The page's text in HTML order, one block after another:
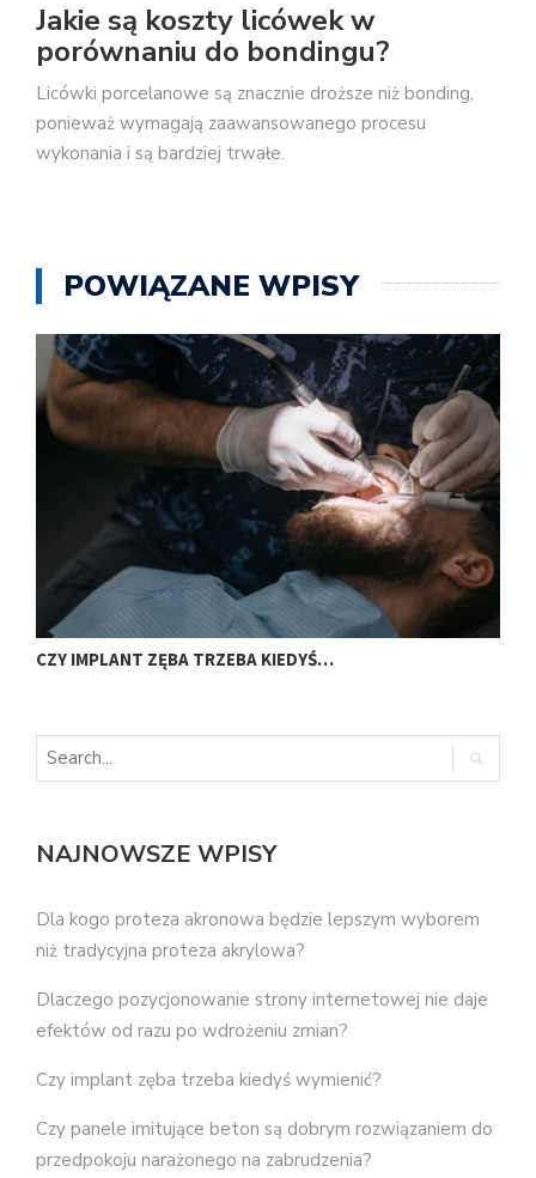
Jakie są koszty licówek w
porównaniu do bondingu?
Licówki porcelanowe są znacznie droższe niż bonding,
ponieważ wymagają zaawansowanego procesu
wykonania i są bardziej trwałe.
POWIĄZANE WPISY
CZY IMPLANT ZĘBA TRZEBA KIEDYŚ…
NAJNOWSZE WPISY
Dla kogo proteza akronowa będzie lepszym wyborem
niż tradycyjna proteza akrylowa?
Dlaczego pozycjonowanie strony internetowej nie daje
efektów od razu po wdrożeniu zmian?
Czy implant zęba trzeba kiedyś wymienić?
Czy panele imitujące beton są dobrym rozwiązaniem do
przedpokoju narażonego na zabrudzenia?